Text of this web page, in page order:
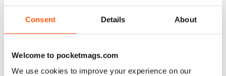
Consent Details About
Welcome to pocketmags.com
We use cookies to improve your experience on our
0
4 0
3
2 0